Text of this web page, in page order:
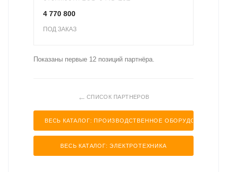
4 770 800
ПОД ЗАКАЗ
Показаны первые 12 позиций партнёра.
← СПИСОК ПАРТНЕРОВ
ВЕСЬ КАТАЛОГ: ПРОИЗВОДСТВЕННОЕ ОБОРУДОВАНИЕ
ВЕСЬ КАТАЛОГ: ЭЛЕКТРОТЕХНИКА